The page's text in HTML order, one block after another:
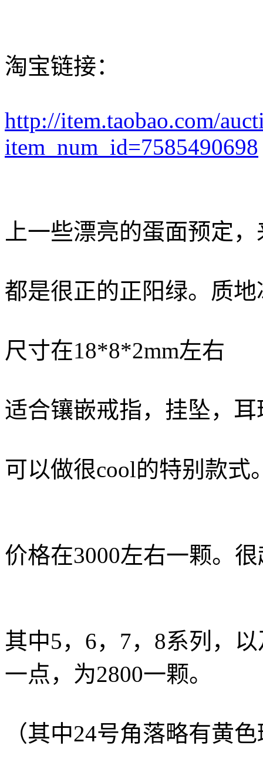
淘宝链接：
http://item.taobao.com/
item_num_id=7585490698
上一些漂亮的蛋面预定
都是很正的正阳绿。质地
尺寸在18*8*2mm左右
适合镶嵌戒指，挂坠，
可以做很cool的特别款式
价格在3000左右一颗。
其中5，6，7，8系列，
一点，为2800一颗。
（其中24号角落略有黄